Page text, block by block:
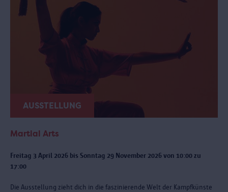
AUSSTELLUNG
Martial Arts
Freitag 3 April 2026 bis Sonntag 29 November 2026 von 10:00 zu
17:00
Die Ausstellung zieht dich in die faszinierende Welt der Kampfkünste